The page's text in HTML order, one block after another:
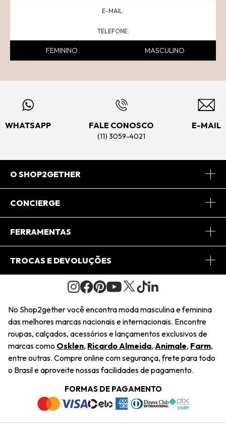
FEMININO MASCULINO
WHATSAPP FALE CONOSCO
(11) 3059-4021
E-MAIL
O SHOP2GETHER
Sobre Nós
Journal
Saiu na Mídia
Sustentabilidade
Navegando
Termos e Condições
Trabalhe Conosco
CONCIERGE
Central de Relacionamento
Regulamento e Promoções
FERRAMENTAS
Minha Conta
Pedido de Presente
Wishlist
TROCAS E DEVOLUÇÕES
Condições Gerais
Troca Fácil
Restituição de Pagamento
Dúvidas Frequentes
Termos e Condições
Política de Privacidade
No Shop2gether você encontra moda masculina e feminina
das melhores marcas nacionais e internacionais. Encontre
roupas, calçados, acessórios e lançamentos exclusivos de
marcas como Osklen, Ricardo Almeida, Animale, Farm,
entre outras. Compre online com segurança, frete para todo
o Brasil e aproveite nossas facilidades de pagamento.
FORMAS DE PAGAMENTO